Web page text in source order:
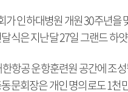
인하대병원 개원 30주년을
식은 지난달 27일 그랜드 하
항공 운항훈련원 공간에 조
문회장은 개인 명의로도 1